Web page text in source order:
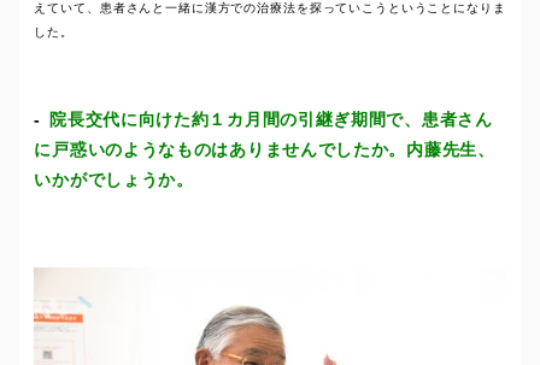
えていて、患者さんと一緒に漢方での治療法を探っていこうということになりま
した。
院長交代に向けた約１カ月間の引継ぎ期間で、患者さん
に戸惑いのようなものはありませんでしたか。内藤先生、
いかがでしょうか。